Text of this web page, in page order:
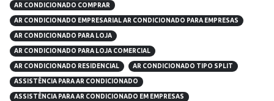
AR CONDICIONADO COMPRAR
AR CONDICIONADO EMPRESARIAL AR CONDICIONADO PARA EMPRESAS
AR CONDICIONADO PARA LOJA
AR CONDICIONADO PARA LOJA COMERCIAL
AR CONDICIONADO RESIDENCIAL AR CONDICIONADO TIPO SPLIT
ASSISTÊNCIA PARA AR CONDICIONADO
ASSISTÊNCIA PARA AR CONDICIONADO EM EMPRESAS